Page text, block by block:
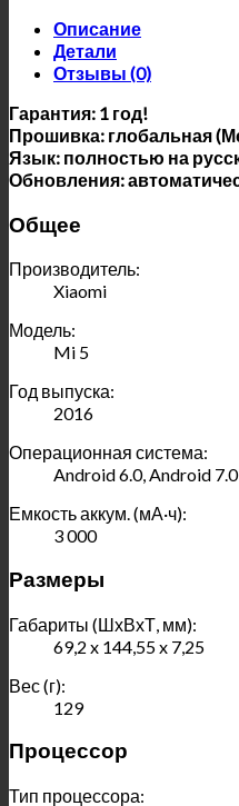
Описание
Детали
Отзывы (0)
Гарантия: 1 год!
Прошивка: глобальная
Язык: полностью на
Обновления:
Общее
Производитель:
Xiaomi
Модель:
Mi 5
Год выпуска:
2016
Операционная система:
Android 6.0, Android 7.0
Емкость аккум. (мА·ч):
3 000
Размеры
Габариты (ШхВхТ, мм):
69,2 x 144,55 x 7,25
Вес (г):
129
Процессор
Тип процессора: